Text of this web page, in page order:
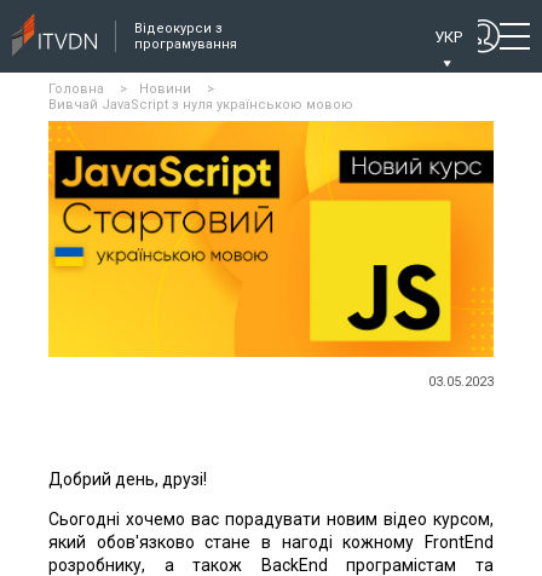
Відеокурси з
програмування
УКР
Головна > Новини
>
Вивчай JavaScript з нуля українською мовою
03.05.2023
Добрий день, друзі!
Сьогодні хочемо вас порадувати новим відео курсом,
який обов'язково стане в нагоді кожному FrontEnd
розробнику, а також BackEnd програмістам та